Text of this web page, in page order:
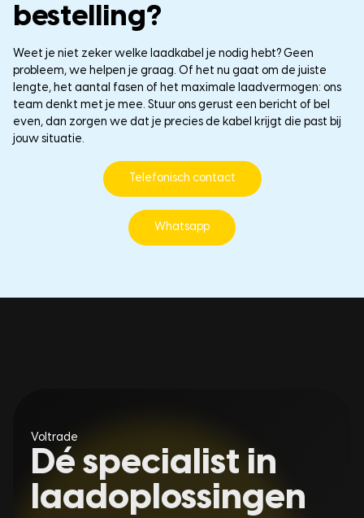
bestelling?
Weet je niet zeker welke laadkabel je nodig hebt? Geen
probleem, we helpen je graag. Of het nu gaat om de juiste
lengte, het aantal fasen of het maximale laadvermogen: ons
team denkt met je mee. Stuur ons gerust een bericht of bel
even, dan zorgen we dat je precies de kabel krijgt die past bij
jouw situatie.
Telefonisch contact
Whatsapp
Voltrade
Dé specialist in
laadoplossingen